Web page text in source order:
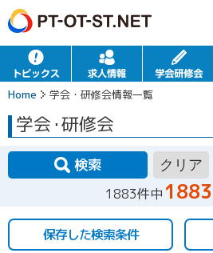
Home 学会・研修会情報一覧
学会・研修会
検索 クリア
1883件中1883
保存した検索条件